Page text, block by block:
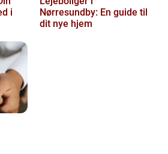
i
Nørresundby: En guide til
dit nye hjem